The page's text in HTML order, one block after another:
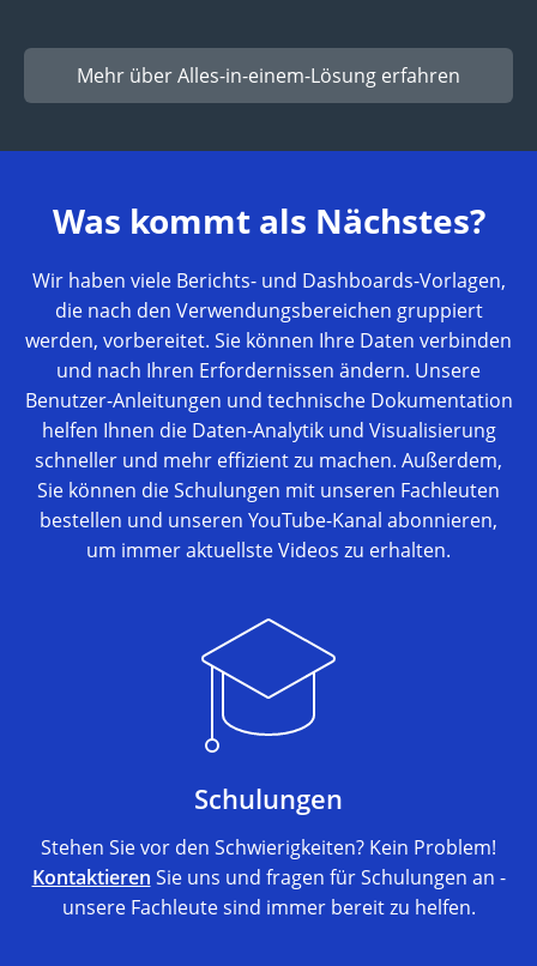
Mehr über Alles-in-einem-Lösung erfahren
Was kommt als Nächstes?
Wir haben viele Berichts- und Dashboards-Vorlagen,
die nach den Verwendungsbereichen gruppiert
werden, vorbereitet. Sie können Ihre Daten verbinden
und nach Ihren Erfordernissen ändern. Unsere
Benutzer-Anleitungen und technische Dokumentation
helfen Ihnen die Daten-Analytik und Visualisierung
schneller und mehr effizient zu machen. Außerdem,
Sie können die Schulungen mit unseren Fachleuten
bestellen und unseren YouTube-Kanal abonnieren,
um immer aktuellste Videos zu erhalten.
Schulungen
Stehen Sie vor den Schwierigkeiten? Kein Problem!
Kontaktieren Sie uns und fragen für Schulungen an -
unsere Fachleute sind immer bereit zu helfen.